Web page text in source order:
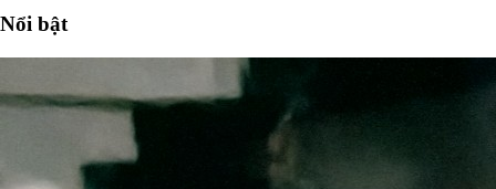
Nổi bật